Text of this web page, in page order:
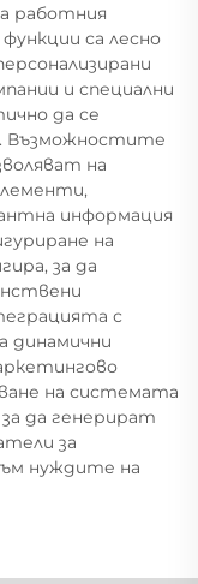
работния
са лесно
и специални
да се
Възможностите
на
информация
на
за да
с
динамични
на системата
да генерират
за
нуждите на